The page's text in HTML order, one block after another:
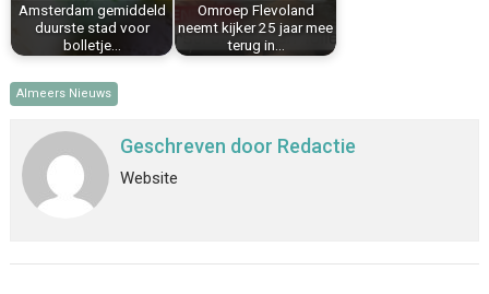
Amsterdam gemiddeld
duurste stad voor
bolletje…
Omroep Flevoland
neemt kijker 25 jaar mee
terug in…
Almeers Nieuws
Geschreven door Redactie
Website